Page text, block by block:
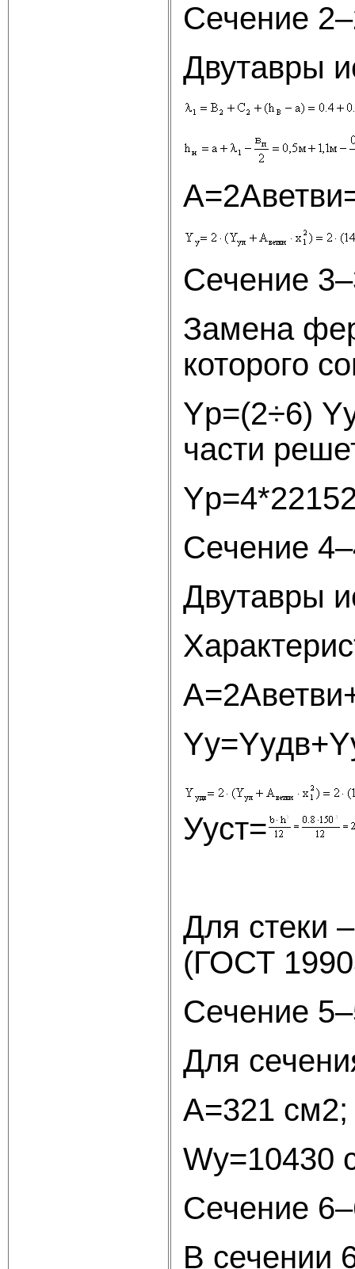
Сечение
Двутавры
Сечение
Замена
которого
Yр=(2÷6)
части
Сечение
Двутавры
Ууcт=
Для стеки
(ГОСТ
Сечение
Для
А=321
Wy=10430
Сечение
В сечении